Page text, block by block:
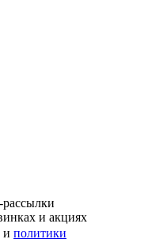
и акциях
и политики